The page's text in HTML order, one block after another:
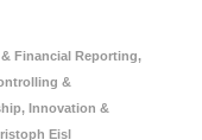
Financial Reporting,
&
Innovation &
Eisl